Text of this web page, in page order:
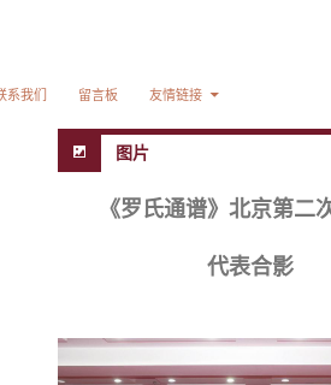
系我们 留言板 友情链接
图片
《罗氏通谱》北京第二
代表合影